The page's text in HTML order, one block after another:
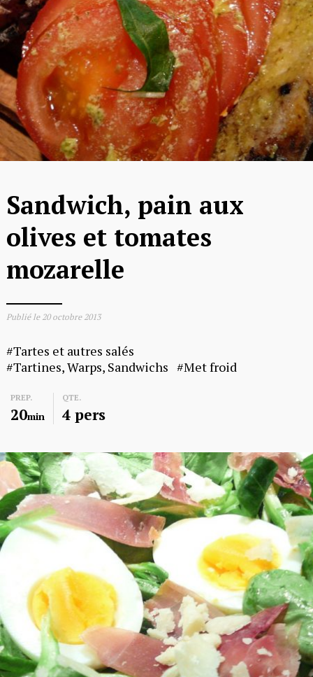
Sandwich, pain aux
olives et tomates
mozarelle
Publié le 20 octobre 2013
Tartes et autres salés
Tartines, Warps, Sandwichs
Met froid
PREP.
20min
QTE.
4 pers